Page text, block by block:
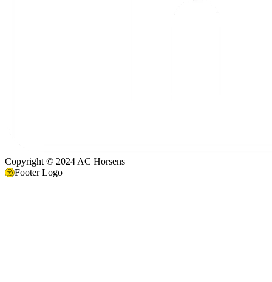
Copyright © 2024 AC Horsens
Footer Logo